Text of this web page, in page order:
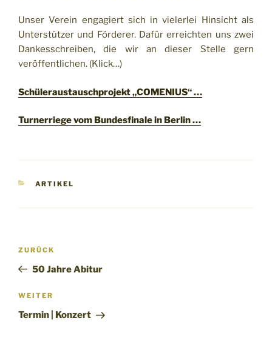
Unser Verein engagiert sich in vielerlei Hinsicht als
Unterstützer und Förderer. Dafür erreichten uns zwei
Dankesschreiben, die wir an dieser Stelle gern
veröffentlichen. (Klick…)
Schüleraustauschprojekt „COMENIUS“ …
Turnerriege vom Bundesfinale in Berlin …
KATEGORIEN
ARTIKEL
Beitragsnavigation
Vorheriger
Beitrag
ZURÜCK
50 Jahre Abitur
Nächster
Beitrag
WEITER
Termin | Konzert